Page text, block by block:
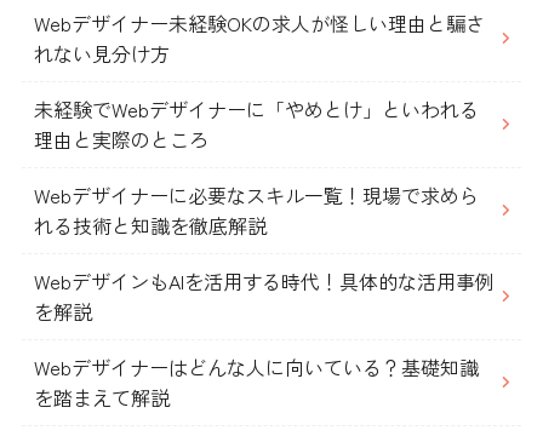
Webデザイナー未経験OKの求人が怪しい理由と騙さ
れない見分け方
未経験でWebデザイナーに「やめとけ」といわれる
理由と実際のところ
Webデザイナーに必要なスキル一覧！現場で求めら
れる技術と知識を徹底解説
WebデザインもAIを活用する時代！具体的な活用事例
を解説
Webデザイナーはどんな人に向いている？基礎知識
を踏まえて解説